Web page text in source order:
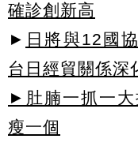
確診創新高
► 日將與12國
台日經貿關係深
►肚腩一抓一大
瘦一個